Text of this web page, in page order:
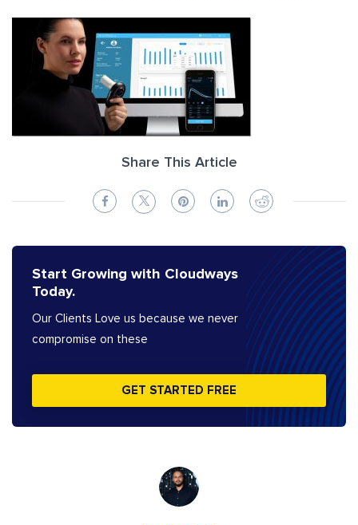
Share This Article
Start Growing with Cloudways
Today.
Our Clients Love us because we never
compromise on these
GET STARTED FREE